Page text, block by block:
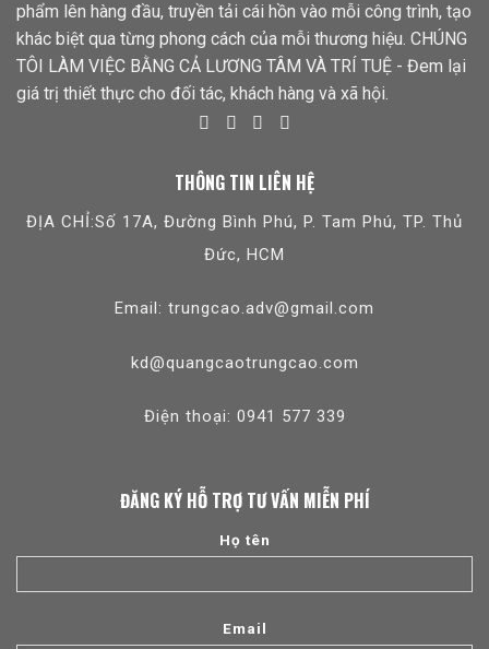
phẩm lên hàng đầu, truyền tải cái hồn vào mỗi công trình, tạo
khác biệt qua từng phong cách của mỗi thương hiệu. CHÚNG
TÔI LÀM VIỆC BẰNG CẢ LƯƠNG TÂM VÀ TRÍ TUỆ - Đem lại
giá trị thiết thực cho đối tác, khách hàng và xã hội.
THÔNG TIN LIÊN HỆ
ĐỊA CHỈ:Số 17A, Đường Bình Phú, P. Tam Phú, TP. Thủ
Đức, HCM
Email: trungcao.adv@gmail.com
kd@quangcaotrungcao.com
Điện thoại: 0941 577 339
ĐĂNG KÝ HỖ TRỢ TƯ VẤN MIỄN PHÍ
Họ tên
Email